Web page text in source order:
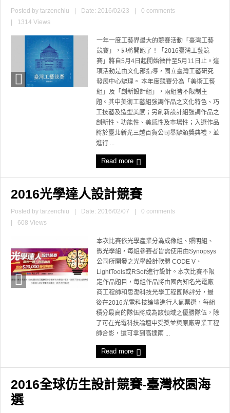
Posted by tarzenchiu Date: 2016/02/23
0 comments
1314 Views
一年一度工藝界最大的競賽活動「臺灣工藝
競賽」，即將開跑了！「2016臺灣工藝競
賽」將自5月4日起開始徵件至5月11日止。這
項活動是由文化部指導，國立臺灣工藝研究
發展中心辦理。 本年度競賽分為「美術工藝
組」及「創新設計組」，兩組皆不限制主
題。其中美術工藝組強調作品之文化特色、巧
工技藝及造型美感；另創新設計組強調作品之
創新性、功能性、美感性及市場性；入選作品
將於臺北新光三越百貨公司舉辦頒獎典禮，並
進行 ...
Read more
2016光學達人設計競賽
Posted by tarzenchiu Date: 2016/02/07
0 comments
608 Views
本次比賽依光學產業分為成像組、照明組、
微光學組，每組參賽者皆需使用由Synopsys
公司所開發之光學設計軟體 CODE V、
LightTools或RSoft進行設計。本次比賽不限
定作品題目，每組作品將由國內知名光電廠
商工程師和思渤科技光學工程團隊評分，最
後在2016光電科技論壇進行人氣票選，每組
積分最高的隊伍將成為該領域之優勝隊伍，除
了可在光電科技論壇中受獎並與原廠專業工程
師合影，還可拿到高達兩 ...
Read more
2016全球仿生設計競賽-臺灣校園海
選